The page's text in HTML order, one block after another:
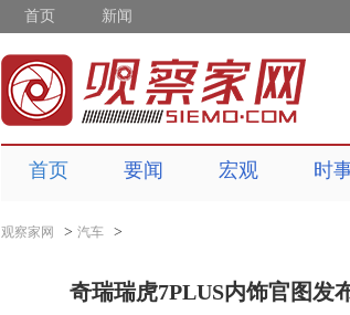
首页 新闻
首页 要闻 宏观 时
观察家网 > 汽车 >
奇瑞瑞虎7PLUS内饰官图发